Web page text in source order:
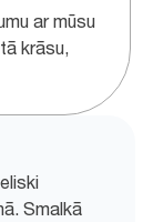
ar mūsu
krāsu,
Smalkā